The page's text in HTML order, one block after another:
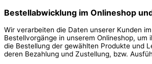
Bestellabwicklung im Onlineshop
Wir verarbeiten die Daten unserer Kunden
Bestellvorgänge in unserem Onlineshop, um
die Bestellung der gewählten Produkte und
deren Bezahlung und Zustellung, bzw.